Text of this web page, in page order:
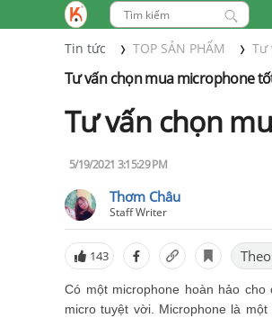
Tin tức TOP SẢN PHẨM Tư
Tư vấn chọn mua microphone
Tư vấn chọn
5/19/2021 3:15:29 PM
Thơm Châu
Staff Writer
143
Có một microphone hoàn hảo
micro tuyệt vời. Microphone là